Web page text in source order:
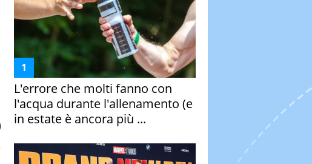
L'errore che molti fanno con
l'acqua durante l'allenamento (e
in estate è ancora più ...